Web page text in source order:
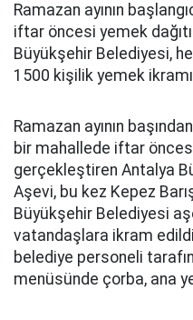
Ramazan ayının
iftar öncesi yemek
Büyükşehir Belediyesi,
1500 kişilik yemek
Ramazan ayının
bir mahallede iftar öncesi
gerçekleştiren Antalya
Aşevi, bu kez Kepez
Büyükşehir Belediyesi
vatandaşlara ikram
belediye personeli
menüsünde çorba, ana